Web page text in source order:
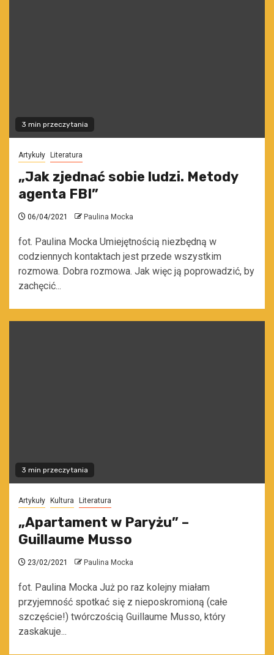
3 min przeczytania
Artykuły Literatura
„Jak zjednać sobie ludzi. Metody
agenta FBI”
06/04/2021 Paulina Mocka
fot. Paulina Mocka Umiejętnością niezbędną w
codziennych kontaktach jest przede wszystkim
rozmowa. Dobra rozmowa. Jak więc ją poprowadzić, by
zachęcić...
3 min przeczytania
Artykuły Kultura Literatura
„Apartament w Paryżu” –
Guillaume Musso
23/02/2021 Paulina Mocka
fot. Paulina Mocka Już po raz kolejny miałam
przyjemność spotkać się z nieposkromioną (całe
szczęście!) twórczością Guillaume Musso, który
zaskakuje...